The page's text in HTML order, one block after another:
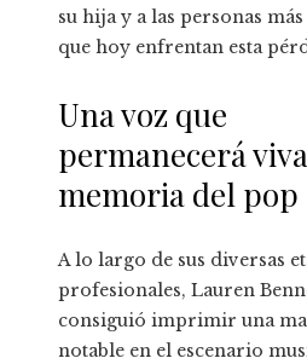
su hija y a las personas
que hoy enfrentan esta
Una voz que
permanecerá
memoria del pop
A lo largo de sus diversas
profesionales, Lauren
consiguió imprimir una
notable en el escenario